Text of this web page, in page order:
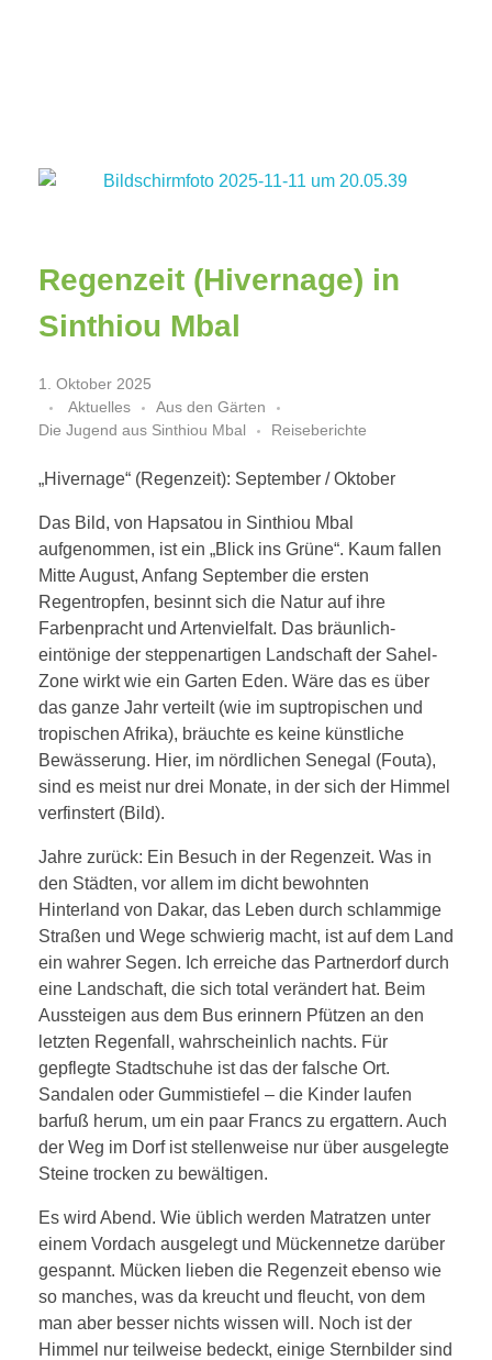
Regenzeit (Hivernage) in
Sinthiou Mbal
1. Oktober 2025
Aktuelles
Aus den Gärten
Die Jugend aus Sinthiou Mbal
Reiseberichte
„Hivernage“ (Regenzeit): September / Oktober
Das Bild, von Hapsatou in Sinthiou Mbal
aufgenommen, ist ein „Blick ins Grüne“. Kaum fallen
Mitte August, Anfang September die ersten
Regentropfen, besinnt sich die Natur auf ihre
Farbenpracht und Artenvielfalt. Das bräunlich-
eintönige der steppenartigen Landschaft der Sahel-
Zone wirkt wie ein Garten Eden. Wäre das es über
das ganze Jahr verteilt (wie im suptropischen und
tropischen Afrika), bräuchte es keine künstliche
Bewässerung. Hier, im nördlichen Senegal (Fouta),
sind es meist nur drei Monate, in der sich der Himmel
verfinstert (Bild).
Jahre zurück: Ein Besuch in der Regenzeit. Was in
den Städten, vor allem im dicht bewohnten
Hinterland von Dakar, das Leben durch schlammige
Straßen und Wege schwierig macht, ist auf dem Land
ein wahrer Segen. Ich erreiche das Partnerdorf durch
eine Landschaft, die sich total verändert hat. Beim
Aussteigen aus dem Bus erinnern Pfützen an den
letzten Regenfall, wahrscheinlich nachts. Für
gepflegte Stadtschuhe ist das der falsche Ort.
Sandalen oder Gummistiefel – die Kinder laufen
barfuß herum, um ein paar Francs zu ergattern. Auch
der Weg im Dorf ist stellenweise nur über ausgelegte
Steine trocken zu bewältigen.
Es wird Abend. Wie üblich werden Matratzen unter
einem Vordach ausgelegt und Mückennetze darüber
gespannt. Mücken lieben die Regenzeit ebenso wie
so manches, was da kreucht und fleucht, von dem
man aber besser nichts wissen will. Noch ist der
Himmel nur teilweise bedeckt, einige Sternbilder sind